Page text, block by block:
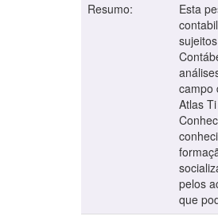
Resumo:
Esta
campo
Atlas
pelos
que